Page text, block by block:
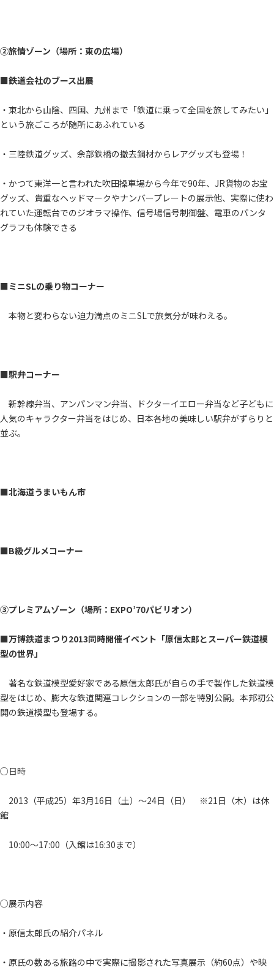
②旅情ゾーン（場所：東の広場）
■鉄道会社のブース出展
・東北から山陰、四国、九州まで「鉄道に乗って全国を旅してみたい」
という旅ごころが随所にあふれている
・三陸鉄道グッズ、余部鉄橋の撤去鋼材からレアグッズも登場！
・かつて東洋一と言われた吹田操車場から今年で90年、JR貨物のお宝
グッズ、貴重なヘッドマークやナンバープレートの展示他、実際に使わ
れていた運転台でのジオラマ操作、信号場信号制御盤、電車のパンタ
グラフも体験できる
■ミニSLの乗り物コーナー
本物と変わらない迫力満点のミニSLで旅気分が味わえる。
■駅弁コーナー
新幹線弁当、アンパンマン弁当、ドクターイエロー弁当など子どもに
人気のキャラクター弁当をはじめ、日本各地の美味しい駅弁がずらりと
並ぶ。
■北海道うまいもん市
■B級グルメコーナー
③プレミアムゾーン（場所：EXPO’70パビリオン）
■万博鉄道まつり2013同時開催イベント「原信太郎とスーパー鉄道模
型の世界」
著名な鉄道模型愛好家である原信太郎氏が自らの手で製作した鉄道模
型をはじめ、膨大な鉄道関連コレクションの一部を特別公開。本邦初公
開の鉄道模型も登場する。
○日時
2013（平成25）年3月16日（土）～24日（日） ※21日（木）は休
館
10:00～17:00（入館は16:30まで）
○展示内容
・原信太郎氏の紹介パネル
・原氏の数ある旅路の中で実際に撮影された写真展示（約60点）や映